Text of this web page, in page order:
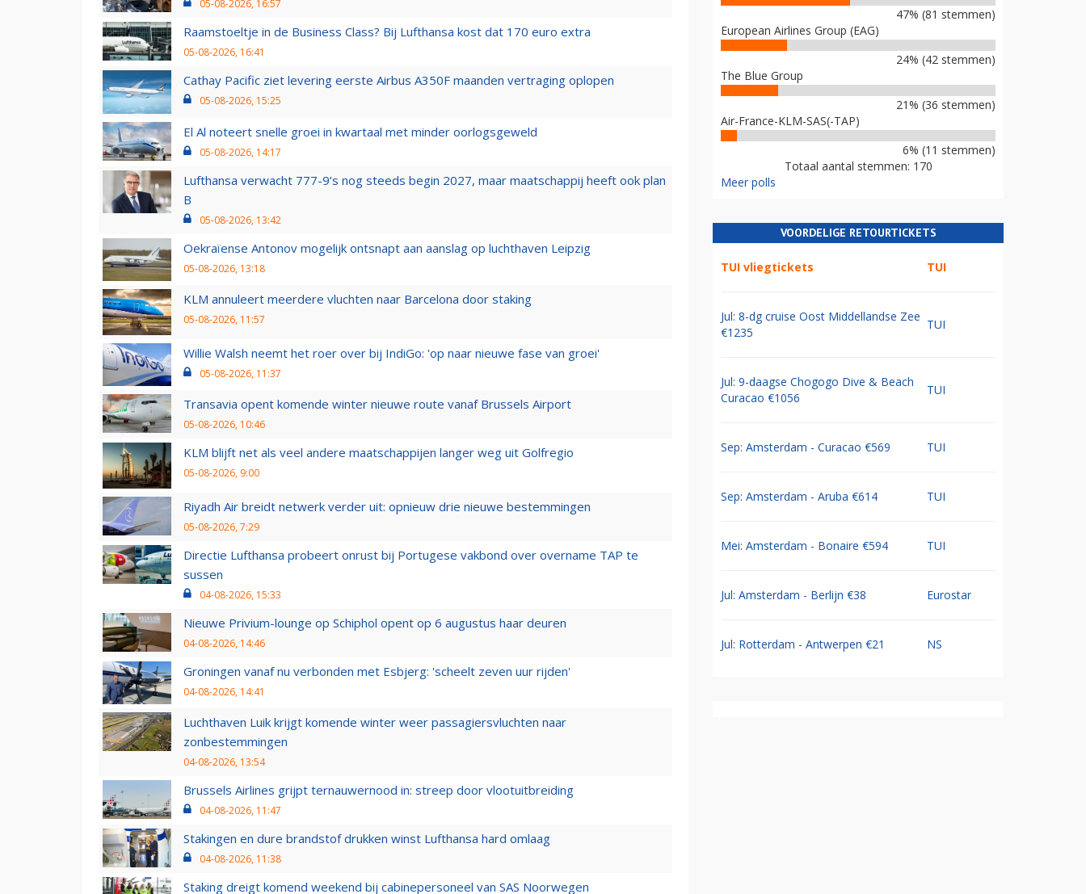
05-08-2026, 16:57
Raamstoeltje in de Business Class? Bij Lufthansa kost dat 170 euro extra
05-08-2026, 16:41
Cathay Pacific ziet levering eerste Airbus A350F maanden vertraging oplopen
05-08-2026, 15:25
El Al noteert snelle groei in kwartaal met minder oorlogsgeweld
05-08-2026, 14:17
Lufthansa verwacht 777-9’s nog steeds begin 2027, maar maatschappij heeft ook plan
B
05-08-2026, 13:42
Oekraïense Antonov mogelijk ontsnapt aan aanslag op luchthaven Leipzig
05-08-2026, 13:18
KLM annuleert meerdere vluchten naar Barcelona door staking
05-08-2026, 11:57
Willie Walsh neemt het roer over bij IndiGo: 'op naar nieuwe fase van groei'
05-08-2026, 11:37
Transavia opent komende winter nieuwe route vanaf Brussels Airport
05-08-2026, 10:46
KLM blijft net als veel andere maatschappijen langer weg uit Golfregio
05-08-2026, 9:00
Riyadh Air breidt netwerk verder uit: opnieuw drie nieuwe bestemmingen
05-08-2026, 7:29
Directie Lufthansa probeert onrust bij Portugese vakbond over overname TAP te
sussen
04-08-2026, 15:33
Nieuwe Privium-lounge op Schiphol opent op 6 augustus haar deuren
04-08-2026, 14:46
Groningen vanaf nu verbonden met Esbjerg: 'scheelt zeven uur rijden'
04-08-2026, 14:41
Luchthaven Luik krijgt komende winter weer passagiersvluchten naar
zonbestemmingen
04-08-2026, 13:54
Brussels Airlines grijpt ternauwernood in: streep door vlootuitbreiding
04-08-2026, 11:47
Stakingen en dure brandstof drukken winst Lufthansa hard omlaag
04-08-2026, 11:38
Staking dreigt komend weekend bij cabinepersoneel van SAS Noorwegen
47% (81 stemmen)
European Airlines Group (EAG)
24% (42 stemmen)
The Blue Group
21% (36 stemmen)
Air-France-KLM-SAS(-TAP)
6% (11 stemmen)
Totaal aantal stemmen: 170
Meer polls
VOORDELIGE RETOURTICKETS
TUI vliegtickets TUI
Jul: 8-dg cruise Oost Middellandse Zee
€1235
TUI
Jul: 9-daagse Chogogo Dive & Beach
Curacao €1056
TUI
Sep: Amsterdam - Curacao €569 TUI
Sep: Amsterdam - Aruba €614 TUI
Mei: Amsterdam - Bonaire €594 TUI
Jul: Amsterdam - Berlijn €38 Eurostar
Jul: Rotterdam - Antwerpen €21 NS